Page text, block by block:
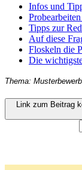
Infos und
Tipps zur
Auf diese
Floskeln die
Die
Thema:
Link zum Beitrag